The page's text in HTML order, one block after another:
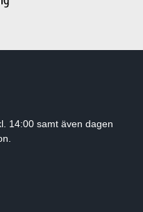
14:00 samt även dagen